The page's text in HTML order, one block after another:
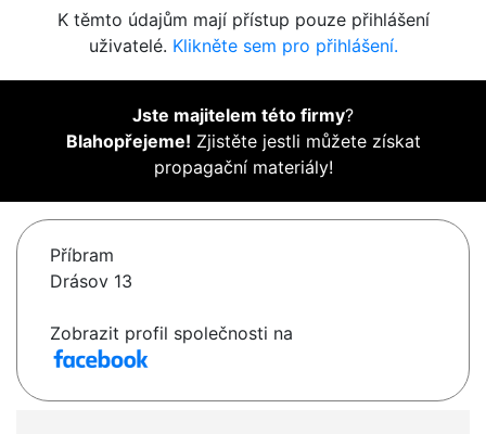
K těmto údajům mají přístup pouze přihlášení
uživatelé. Klikněte sem pro přihlášení.
Jste majitelem této firmy?
Blahopřejeme! Zjistěte jestli můžete získat
propagační materiály!
Příbram
Drásov 13
Zobrazit profil společnosti na